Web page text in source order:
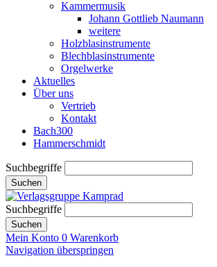
Kammermusik
Johann Gottlieb Naumann
weitere
Holzblasinstrumente
Blechblasinstrumente
Orgelwerke
Aktuelles
Über uns
Vertrieb
Kontakt
Bach300
Hammerschmidt
Suchbegriffe
Suchen
Suchbegriffe
Suchen
Mein Konto 0 Warenkorb
Navigation überspringen